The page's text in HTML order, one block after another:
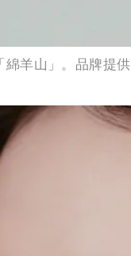
羊山」。品牌提供